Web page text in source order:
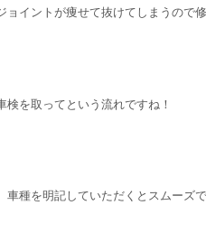
ョイントが痩せて抜けてしまうので
を取ってという流れですね！
種を明記していただくとスムーズ